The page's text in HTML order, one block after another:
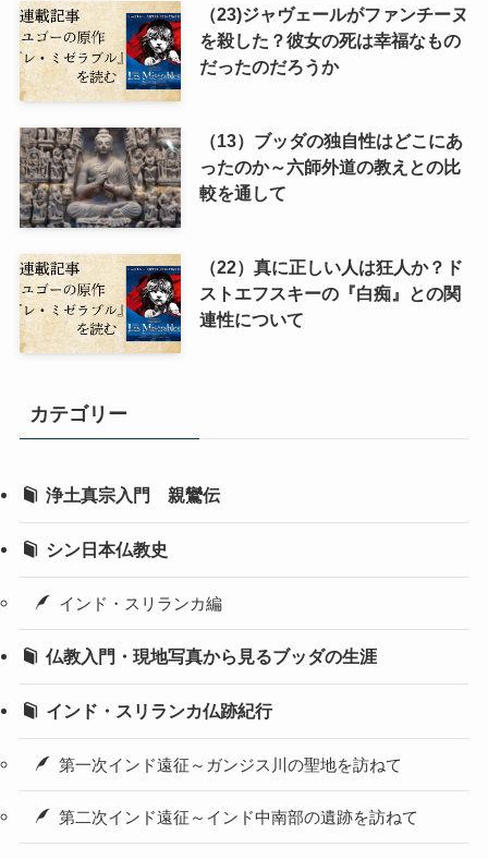
（23)ジャヴェールがファンチーヌ
を殺した？彼女の死は幸福なもの
だったのだろうか
（13）ブッダの独自性はどこにあ
ったのか～六師外道の教えとの比
較を通して
（22）真に正しい人は狂人か？ド
ストエフスキーの『白痴』との関
連性について
カテゴリー
浄土真宗入門 親鸞伝
シン日本仏教史
インド・スリランカ編
仏教入門・現地写真から見るブッダの生涯
インド・スリランカ仏跡紀行
第一次インド遠征～ガンジス川の聖地を訪ねて
第二次インド遠征～インド中南部の遺跡を訪ねて